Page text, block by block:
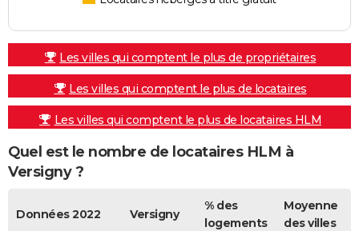
Les villes qui comptent le plus de propriétaires
Les villes qui comptent le plus de locataires
Les villes qui comptent le plus de locataires HLM
Quel est le nombre de locataires HLM à
Versigny ?
Données 2022 Versigny
% des
logements
Moyenne
des villes